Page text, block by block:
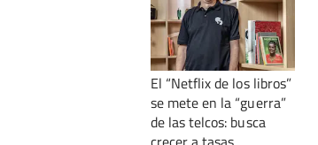
El “Netflix de los libros”
se mete en la “guerra”
de las telcos: busca